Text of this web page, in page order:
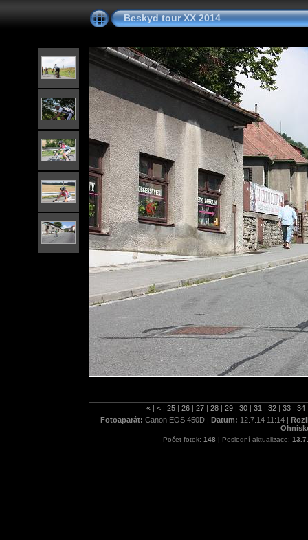
Beskyd tour XX 2014
« | < | 25 | 26 | 27 | 28 | 29 | 30 | 31 | 32 | 33 | 34
Fotoaparát: Canon EOS 450D | Datum: 12.7.14 11:14 |
Počet fotek: 148 | Poslední aktualizace: